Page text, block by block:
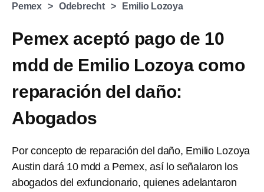
Pemex Odebrecht Emilio Lozoya
Pemex aceptó pago de 10
mdd de Emilio Lozoya como
reparación del daño:
Abogados
Por concepto de reparación del daño, Emilio Lozoya
Austin dará 10 mdd a Pemex, así lo señalaron los
abogados del exfuncionario, quienes adelantaron